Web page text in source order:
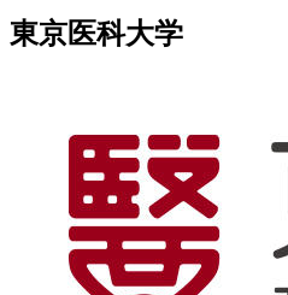
東京医科大学